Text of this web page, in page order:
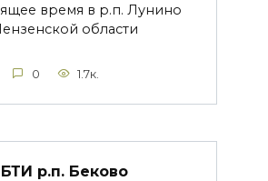
время в р.п. Лунино
области
0 1.7к.
БТИ р.п. Беково